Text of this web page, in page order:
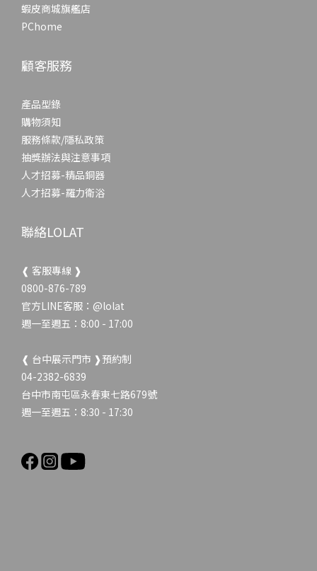
蝦皮商城旗艦店
PChome
顧客服務
產品型錄
購物須知
服務條款/隱私政策
抽獎辦法與注意事項
人才招募-精品銅器
人才招募-羅力衛浴
聯絡LOLAT
❰ 客服專線 ❱
0800-876-789
官方LINE客服： @lolat
週一至週五：8:00 - 17:00
❰ 台中展示門市 ❱預約制
04-2382-6839
台中市南屯區永春東七路679號
週一至週五：8:30 - 17:30